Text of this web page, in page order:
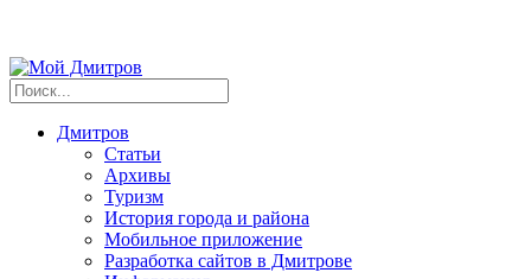
Дмитров
Статьи
Архивы
Туризм
История города и района
Мобильное приложение
Разработка сайтов в Дмитрове